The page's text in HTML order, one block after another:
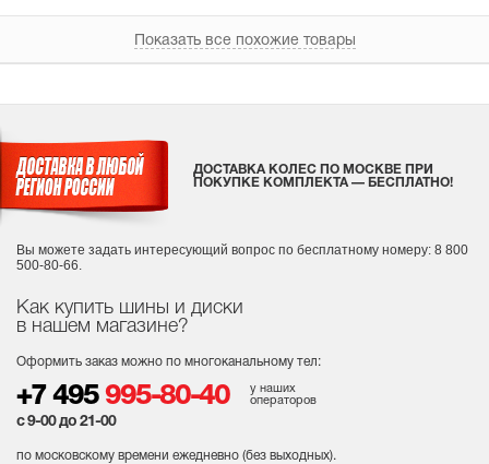
Показать все похожие товары
Как купить шины и диски
в нашем магазине?
Оформить заказ можно по многоканальному тел:
+7 495 995-80-40
у наших
операторов
с 9-00 до 21-00
по московскому времени ежедневно (без выходных).
ДОСТАВКА КОЛЕС ПО МОСКВЕ ПРИ
ПОКУПКЕ КОМПЛЕКТА — БЕСПЛАТНО!
Вы можете задать интересующий вопрос по бесплатному номеру: 8 800
500-80-66.